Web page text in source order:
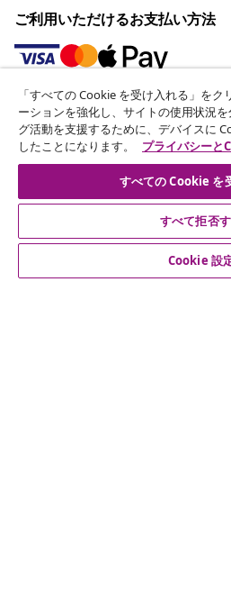
ご利用いただけるお支払い方法
ニュースレターに登録する
70万人以上のユーザーと一緒に
な情報や季節限定セール、新着
公式SNSアカウント
「すべての Cookie を受け入れる」を
ーションを強化し、サイトの使用状況
グ活動を支援するために、デバイスに
したことになります。
プライバシーと
すべての Cookie を
すべて拒否
Cookie 設